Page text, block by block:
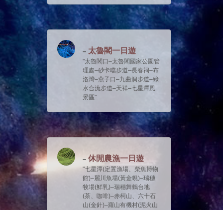
太魯閣一日遊
太魯閣口–太魯閣國家公園管
理處–砂卡噹步道–長春祠–布
洛灣–燕子口–九曲洞步道–綠
水合流步道–天祥–七星潭風
景區
休閒農漁一日遊
七星潭(定置漁場、柴魚博物
館)–麗川魚場(黃金蜆)–瑞穗
牧場(鮮乳)–瑞穗舞鶴台地
(茶、咖啡)–赤柯山、六十石
山(金針)–羅山有機村(泥火山